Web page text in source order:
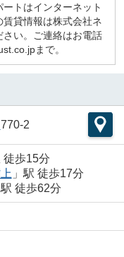
トはインターネット
貸情報は株式会社ネ
い。ご連絡はお電話
まで。
770-2
徒歩15分
」駅 徒歩17分
駅 徒歩62分